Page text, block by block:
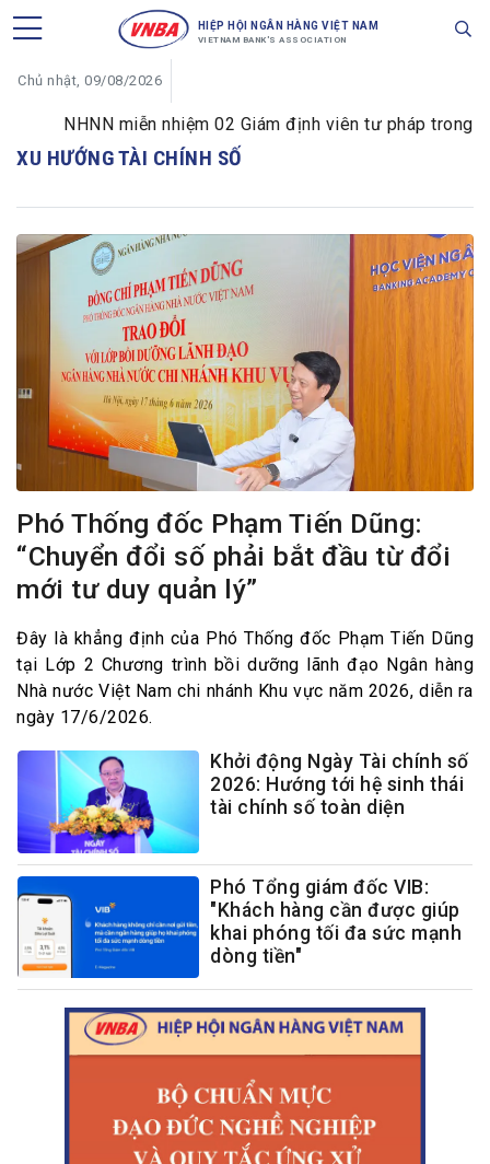
HIỆP HỘI NGÂN HÀNG VIỆT NAM
VIETNAM BANK'S ASSOCIATION
Chủ nhật, 09/08/2026
NHNN miễn nhiệm 02 Giám định viên tư pháp trong
XU HƯỚNG TÀI CHÍNH SỐ
Phó Thống đốc Phạm Tiến Dũng:
“Chuyển đổi số phải bắt đầu từ đổi
mới tư duy quản lý”
Đây là khẳng định của Phó Thống đốc Phạm Tiến Dũng
tại Lớp 2 Chương trình bồi dưỡng lãnh đạo Ngân hàng
Nhà nước Việt Nam chi nhánh Khu vực năm 2026, diễn ra
ngày 17/6/2026.
Khởi động Ngày Tài chính số
2026: Hướng tới hệ sinh thái
tài chính số toàn diện
Phó Tổng giám đốc VIB:
"Khách hàng cần được giúp
khai phóng tối đa sức mạnh
dòng tiền"